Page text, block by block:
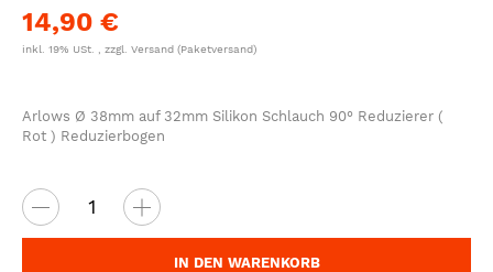
14,90 €
inkl. 19% USt. , zzgl. Versand (Paketversand)
Arlows Ø 38mm auf 32mm Silikon Schlauch 90° Reduzierer (
Rot ) Reduzierbogen
IN DEN WARENKORB